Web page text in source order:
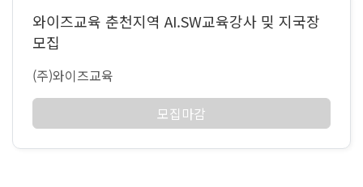
와이즈교육 춘천지역 AI.SW교육강사 밎 지국장
모집
(주)와이즈교육
모집마감